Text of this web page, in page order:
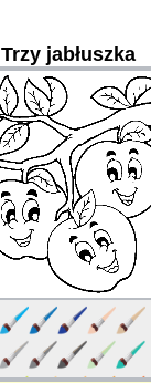
Trzy jabłuszka